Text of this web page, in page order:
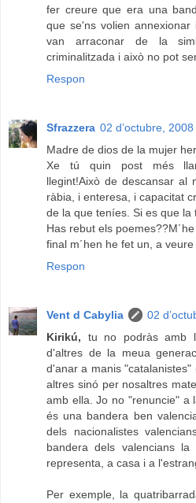
fer creure que era una
que se'ns volien
van arraconar de la
criminalitzada i això no pot
Respon
Sfrazzera 02 d’octubre,
Madre de dios de la mujer
Xe tú quin post més
llegint!Això de descansar al
ràbia, i enteresa, i capacitat
de la que teníes. Si es que la
Has rebut els
final m´hen he fet un, a
Respon
Vent d Cabylia
02
Kirikú, tu no podràs amb
d'altres de la meua
d'anar a manis
altres sinó per nosaltres
amb ella. Jo no "renuncie" a
és una bandera ben
dels nacionalistes
bandera dels valencians
representa, a casa i a
Per exemple, la